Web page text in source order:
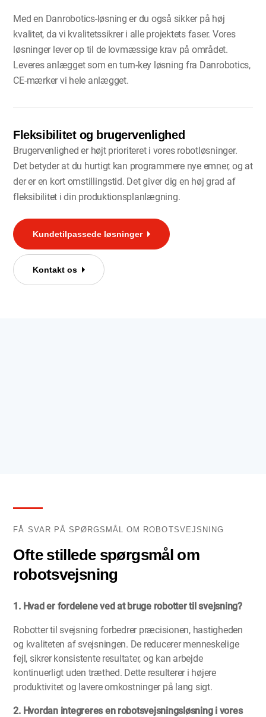
Med en Danrobotics-løsning er du også sikker på høj
kvalitet, da vi kvalitetssikrer i alle projektets faser. Vores
løsninger lever op til de lovmæssige krav på området.
Leveres anlægget som en turn-key løsning fra Danrobotics,
CE-mærker vi hele anlægget.
Fleksibilitet og brugervenlighed
Brugervenlighed er højt prioriteret i vores robotløsninger.
Det betyder at du hurtigt kan programmere nye emner, og at
der er en kort omstillingstid. Det giver dig en høj grad af
fleksibilitet i din produktionsplanlægning.
Kundetilpassede løsninger
Kontakt os
FÅ SVAR PÅ SPØRGSMÅL OM ROBOTSVEJSNING
Ofte stillede spørgsmål om
robotsvejsning
1. Hvad er fordelene ved at bruge robotter til svejsning?
Robotter til svejsning forbedrer præcisionen, hastigheden
og kvaliteten af svejsningen. De reducerer menneskelige
fejl, sikrer konsistente resultater, og kan arbejde
kontinuerligt uden træthed. Dette resulterer i højere
produktivitet og lavere omkostninger på lang sigt.
2. Hvordan integreres en robotsvejsningsløsning i vores